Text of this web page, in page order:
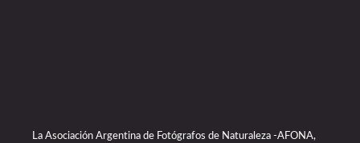
La Asociación Argentina de Fotógrafos de Naturaleza -AFONA,